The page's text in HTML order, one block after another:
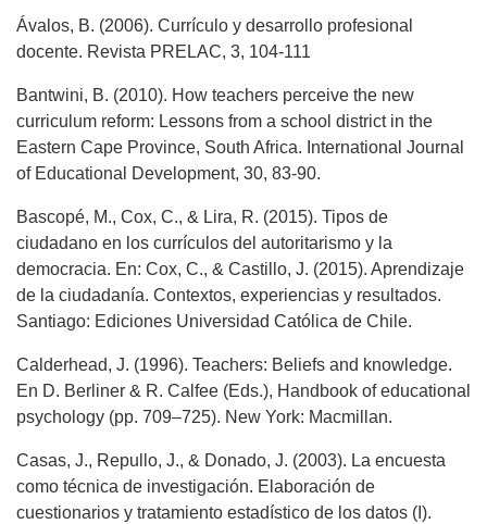
Ávalos, B. (2006). Currículo y desarrollo profesional
docente. Revista PRELAC, 3, 104-111
Bantwini, B. (2010). How teachers perceive the new
curriculum reform: Lessons from a school district in the
Eastern Cape Province, South Africa. International Journal
of Educational Development, 30, 83-90.
Bascopé, M., Cox, C., & Lira, R. (2015). Tipos de
ciudadano en los currículos del autoritarismo y la
democracia. En: Cox, C., & Castillo, J. (2015). Aprendizaje
de la ciudadanía. Contextos, experiencias y resultados.
Santiago: Ediciones Universidad Católica de Chile.
Calderhead, J. (1996). Teachers: Beliefs and knowledge.
En D. Berliner & R. Calfee (Eds.), Handbook of educational
psychology (pp. 709–725). New York: Macmillan.
Casas, J., Repullo, J., & Donado, J. (2003). La encuesta
como técnica de investigación. Elaboración de
cuestionarios y tratamiento estadístico de los datos (I).